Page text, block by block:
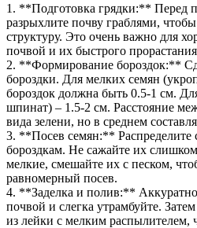
1. **Подготовка грядки:** Перед
разрыхлите почву граблями,
структуру. Это очень важно для
почвой и их быстрого
2. **Формирование бороздок:**
бороздки. Для мелких семян
бороздок должна быть 0.5-1 см.
шпинат) – 1.5-2 см. Расстояние
вида зелени, но в среднем
3. **Посев семян:** Распределите
бороздкам. Не сажайте их
мелкие, смешайте их с песком,
равномерный посев.
4. **Заделка и полив:** Аккуратно
почвой и слегка утрамбуйте.
из лейки с мелким распылителем,